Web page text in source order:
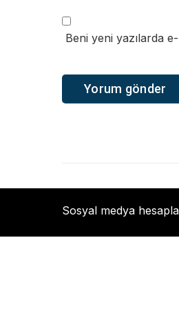
Beni yeni yazılarda
Sosyal medya